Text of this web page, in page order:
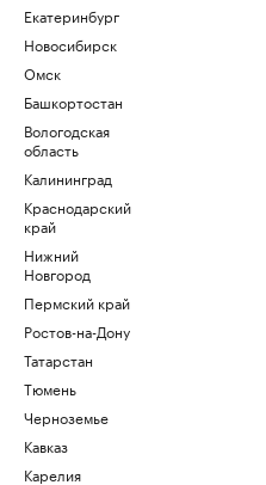
Екатеринбург
Новосибирск
Омск
Башкортостан
Вологодская
область
Калининград
Краснодарский
край
Нижний
Новгород
Пермский край
Ростов-на-Дону
Татарстан
Тюмень
Черноземье
Кавказ
Карелия